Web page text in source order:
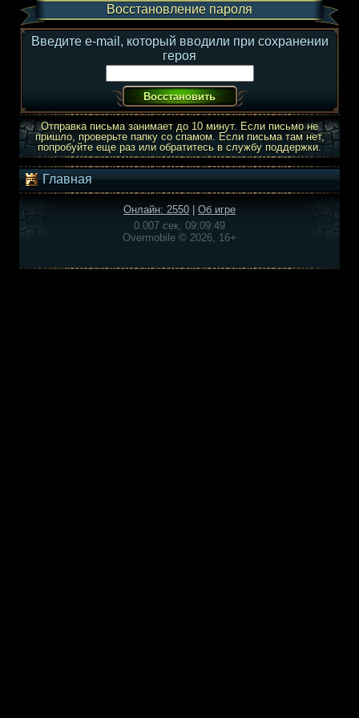
Восстановление пароля
Введите e-mail, который вводили при сохранении
героя
Отправка письма занимает до 10 минут. Если письмо не
пришло, проверьте папку со спамом. Если письма там нет,
попробуйте еще раз или обратитесь в службу поддержки.
Главная
Онлайн: 2550
Об игре
0.007 сек, 09:09:49
Overmobile © 2026, 16+